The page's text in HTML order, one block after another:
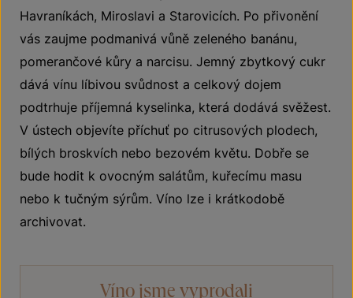
Havraníkách, Miroslavi a Starovicích. Po přivonění
vás zaujme podmanivá vůně zeleného banánu,
pomerančové kůry a narcisu. Jemný zbytkový cukr
dává vínu líbivou svůdnost a celkový dojem
podtrhuje příjemná kyselinka, která dodává svěžest.
V ústech objevíte příchuť po citrusových plodech,
bílých broskvích nebo bezovém květu. Dobře se
bude hodit k ovocným salátům, kuřecímu masu
nebo k tučným sýrům. Víno lze i krátkodobě
archivovat.
Víno jsme vyprodali